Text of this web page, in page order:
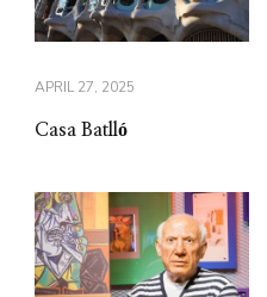
APRIL 27, 2025
Casa Batlló